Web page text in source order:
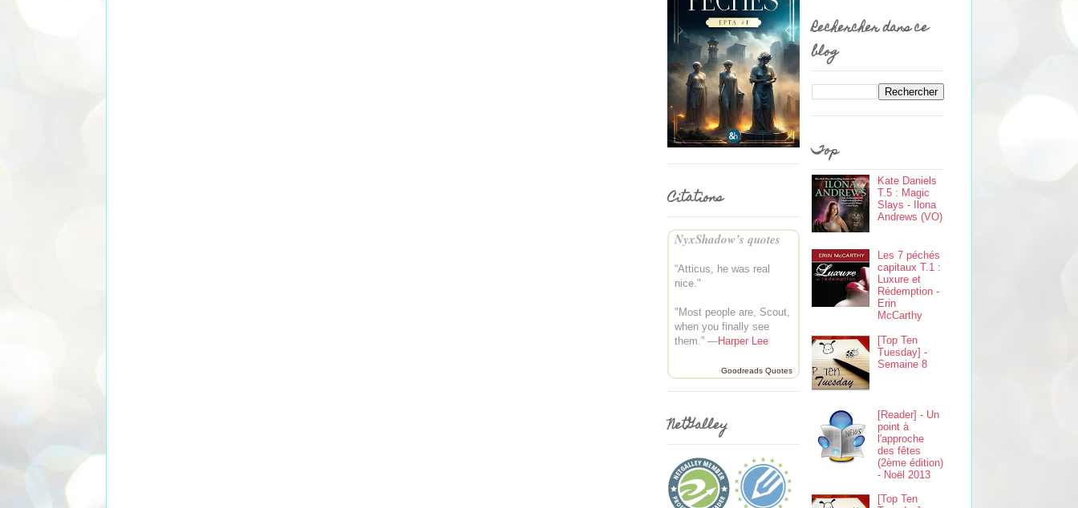
Citations
NyxShadow’s quotes
“Atticus, he was real
nice."
"Most people are, Scout,
when you finally see
them.” —Harper Lee
Goodreads Quotes
NetGalley
Rechercher dans ce
blog
Top
Kate Daniels
T.5 : Magic
Slays - Ilona
Andrews (VO)
Les 7 péchés
capitaux T.1 :
Luxure et
Rédemption -
Erin
McCarthy
[Top Ten
Tuesday] -
Semaine 8
[Reader] - Un
point à
l'approche
des fêtes
(2ème édition)
- Noël 2013
[Top Ten